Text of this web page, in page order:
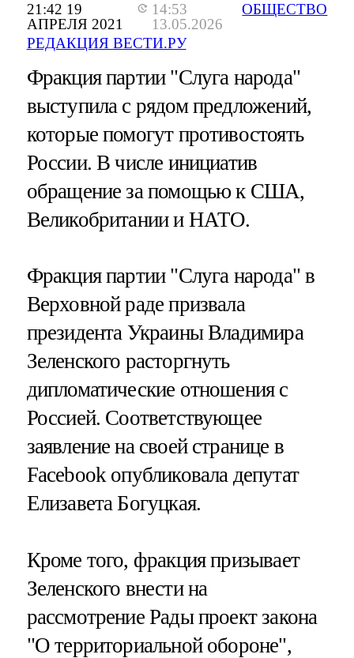
21:42 19
АПРЕЛЯ 2021
14:53
13.05.2026
РЕДАКЦИЯ ВЕСТИ.РУ
ОБЩЕСТВО
Фракция партии "Слуга народа"
выступила с рядом предложений,
которые помогут противостоять
России. В числе инициатив
обращение за помощью к США,
Великобритании и НАТО.
Фракция партии "Слуга народа" в
Верховной раде призвала
президента Украины Владимира
Зеленского расторгнуть
дипломатические отношения с
Россией. Соответствующее
заявление на своей странице в
Facebook опубликовала депутат
Елизавета Богуцкая.
Кроме того, фракция призывает
Зеленского внести на
рассмотрение Рады проект закона
"О территориальной обороне",